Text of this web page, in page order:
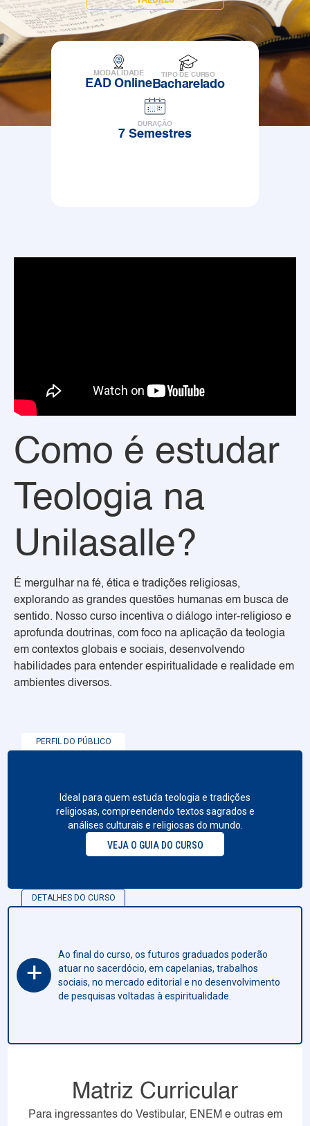
MODALIDADE
EAD Online
TIPO DE CURSO
Bacharelado
DURAÇÃO
7 Semestres
Como é estudar
Teologia na
Unilasalle?
É mergulhar na fé, ética e tradições religiosas,
explorando as grandes questões humanas em busca de
sentido. Nosso curso incentiva o diálogo inter-religioso e
aprofunda doutrinas, com foco na aplicação da teologia
em contextos globais e sociais, desenvolvendo
habilidades para entender espiritualidade e realidade em
ambientes diversos.
PERFIL DO PÚBLICO
Ideal para quem estuda teologia e tradições
religiosas, compreendendo textos sagrados e
análises culturais e religiosas do mundo.
VEJA O GUIA DO CURSO
DETALHES DO CURSO
+
Ao final do curso, os futuros graduados poderão
atuar no sacerdócio, em capelanias, trabalhos
sociais, no mercado editorial e no desenvolvimento
de pesquisas voltadas à espiritualidade.
Matriz Curricular
Para ingressantes do Vestibular, ENEM e outras em